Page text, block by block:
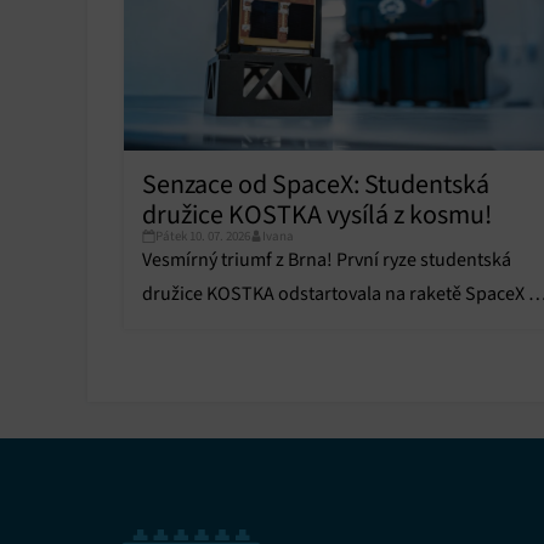
profilů
obsahu.
Senzace od SpaceX: Studentská
družice KOSTKA vysílá z kosmu!
Pátek 10. 07. 2026 Ivana
Vesmírný triumf z Brna! První ryze studentská
družice KOSTKA odstartovala na raketě SpaceX a